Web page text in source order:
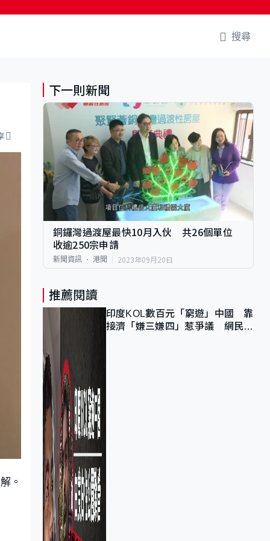
搜尋
。
下一則新聞
銅鑼灣過渡屋最快10月入伙 共26個單位
收逾250宗申請
新聞資訊 港聞 2023年09月20日
推薦閱讀
印度KOL數百元「窮遊」中國 靠
接濟「嫌三嫌四」惹爭議 網民：